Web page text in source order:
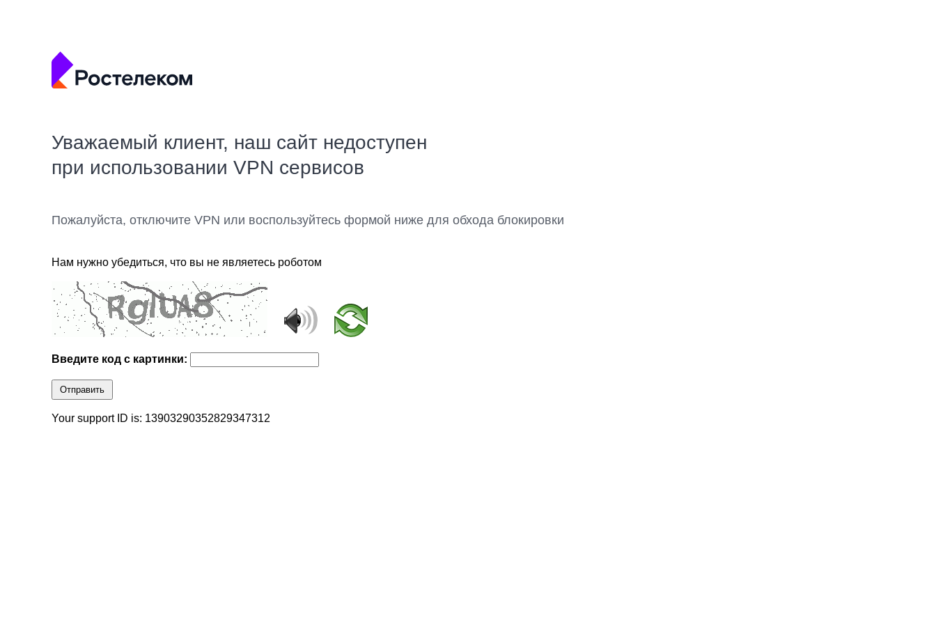
Уважаемый клиент, наш сайт недоступен
при использовании VPN сервисов
Пожалуйста, отключите VPN или воспользуйтесь формой ниже для обхода блокировки
Нам нужно убедиться, что вы не являетесь роботом
Введите код с картинки:
Отправить
Your support ID is: 13903290352829347312